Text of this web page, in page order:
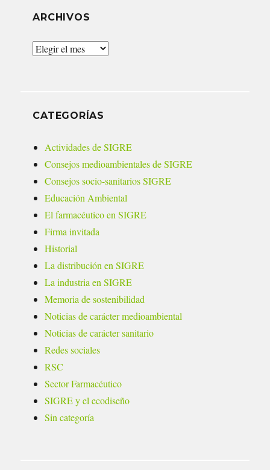
ARCHIVOS
Archivos
CATEGORÍAS
Actividades de SIGRE
Consejos medioambientales de SIGRE
Consejos socio-sanitarios SIGRE
Educación Ambiental
El farmacéutico en SIGRE
Firma invitada
Historial
La distribución en SIGRE
La industria en SIGRE
Memoria de sostenibilidad
Noticias de carácter medioambiental
Noticias de carácter sanitario
Redes sociales
RSC
Sector Farmacéutico
SIGRE y el ecodiseño
Sin categoría